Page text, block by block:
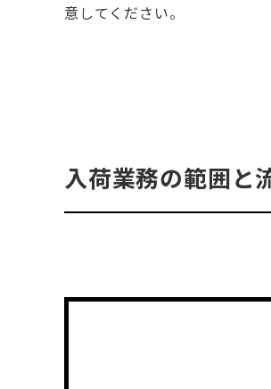
意してください。
入荷業務の範囲と